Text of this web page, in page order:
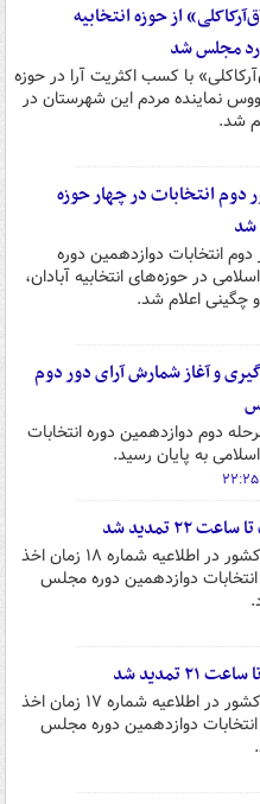
از حوزه انتخابیه
مجلس شد
با کسب اکثریت آرا در حوزه
نماینده مردم این شهرستان در
شد.
دوم انتخابات در چهار حوزه
شد
دوم انتخابات دوازدهمین دوره
در حوزه‌های انتخابیه آبادان،
و چگینی اعلام شد.
و آغاز شمارش آرای دور دوم
دوم دوازدهمین دوره انتخابات
به پایان رسید.
۲۲ تمدید شد
ستاد انتخابات کشور در اطلاعیه‌ شماره ۱۸ زمان اخذ
دوازدهمین دوره مجلس
تمدید شد
ستاد انتخابات کشور در اطلاعیه‌ شماره ۱۷ زمان اخذ
دوازدهمین دوره مجلس